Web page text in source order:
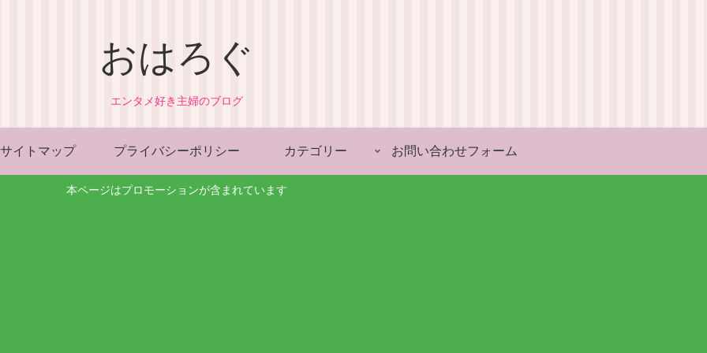
おはろぐ
エンタメ好き主婦のブログ
サイトマップ プライバシーポリシー カテゴリー お問い合わせフォーム
本ページはプロモーションが含まれています